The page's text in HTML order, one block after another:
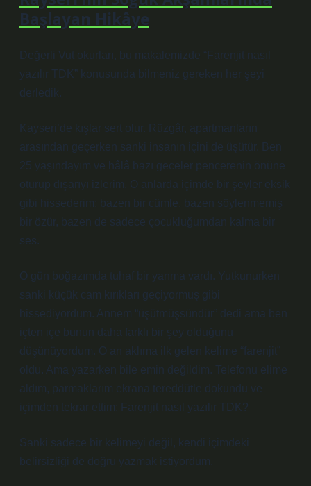
Başlayan Hikâye
Değerli Vut okurları, bu makalemizde “Farenjit nasıl
yazılır TDK” konusunda bilmeniz gereken her şeyi
derledik.
Kayseri’de kışlar sert olur. Rüzgâr, apartmanların
arasından geçerken sanki insanın içini de üşütür. Ben
25 yaşındayım ve hâlâ bazı geceler pencerenin önüne
oturup dışarıyı izlerim. O anlarda içimde bir şeyler eksik
gibi hissederim; bazen bir cümle, bazen söylenmemiş
bir özür, bazen de sadece çocukluğumdan kalma bir
ses.
O gün boğazımda tuhaf bir yanma vardı. Yutkunurken
sanki küçük cam kırıkları geçiyormuş gibi
hissediyordum. Annem “üşütmüşsündür” dedi ama ben
içten içe bunun daha farklı bir şey olduğunu
düşünüyordum. O an aklıma ilk gelen kelime “farenjit”
oldu. Ama yazarken bile emin değildim. Telefonu elime
aldım, parmaklarım ekrana tereddütle dokundu ve
içimden tekrar ettim: Farenjit nasıl yazılır TDK?
Sanki sadece bir kelimeyi değil, kendi içimdeki
belirsizliği de doğru yazmak istiyordum.